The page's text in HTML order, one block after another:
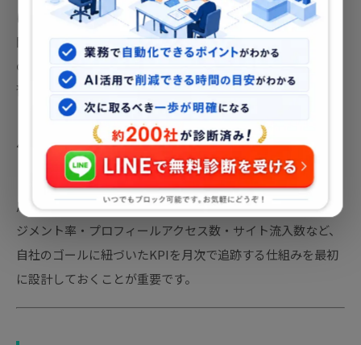
は、初期のオンボーディング（ブランド理解のすり合わせ期
間）をどれだけ丁寧に行うかで決まります。参照すべき過去
の投稿・NG表現・ターゲット顧客像を文書化して共有する
習慣が解決の鍵です。
パターン③：成果を測定する指標がない
「フォロワーが増えた気がする」という感覚値では、代行費
用の効果検証ができません。インプレッション数・エンゲー
ジメント率・プロフィールアクセス数・サイト流入数など、
自社のゴールに紐づいたKPIを月次で追跡する仕組みを最初
に設計しておくことが重要です。